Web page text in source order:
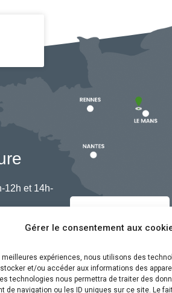
Gérer le consentement aux
meilleures expériences, nous utilisons des
et/ou accéder aux informations des
technologies nous permettra de traiter des
de navigation ou les ID uniques sur ce site. Le
12h et 14h-